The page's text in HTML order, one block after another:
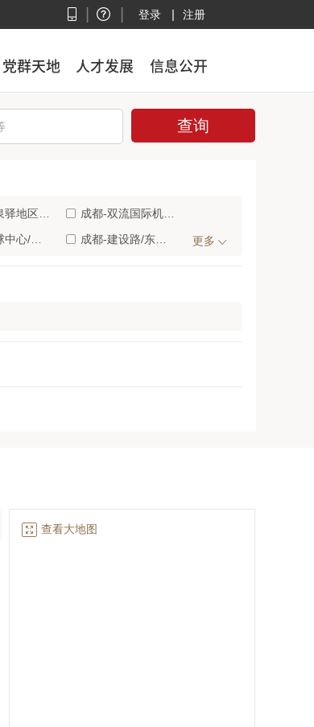
登录 | 注册
党群天地 人才发展 信息公开
党群天地 人才发展 信息公开
会体育中心(5)
成都-双流国际机场/空港花田(5)
城新会展(3)
成都-建设路/东郊记忆公园(3)
更多
 查看大地图